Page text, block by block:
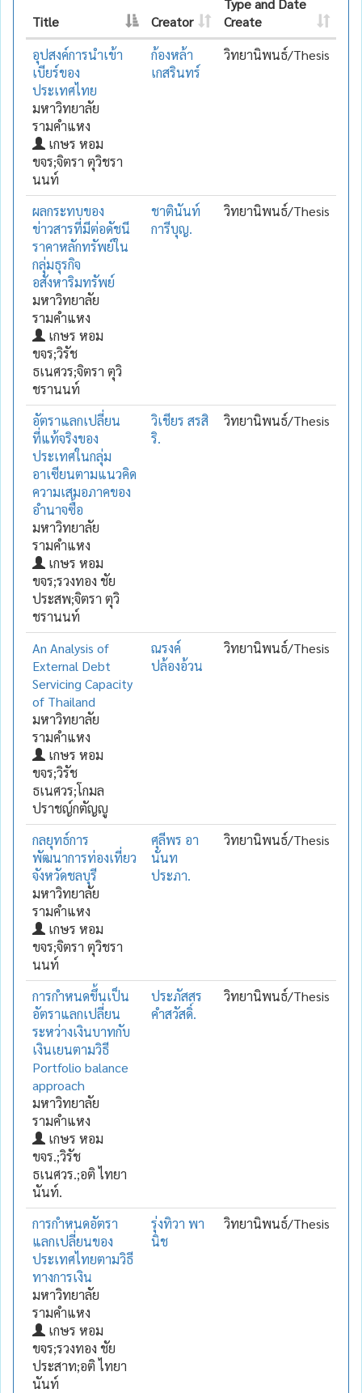
Title Creator
Create
อุปสงค์การนำเข้า
เบียร์ของ
ประเทศไทย
มหาวิทยาลัย
รามคำแหง
เกษร หอม
ขจร;จิตรา ตุวิชรา
นนท์
ก้องหล้า
เกสรินทร์
วิทยานิพนธ์/Thesis
ผลกระทบของ
ข่าวสารที่มีต่อดัชนี
ราคาหลักทรัพย์ใน
กลุ่มธุรกิจ
อสังหาริมทรัพย์
มหาวิทยาลัย
รามคำแหง
เกษร หอม
ขจร;วิรัช
ธเนศวร;จิตรา ตุวิ
ชรานนท์
ชาตินันท์
การีบุญ.
วิทยานิพนธ์/Thesis
อัตราแลกเปลี่ยน
ที่แท้จริงของ
ประเทศในกลุ่ม
อาเซียนตามแนวคิด
ความเสมอภาคของ
อำนาจซื้อ
มหาวิทยาลัย
รามคำแหง
เกษร หอม
ขจร;รวงทอง ชัย
ประสพ;จิตรา ตุวิ
ชรานนท์
วิเชียร สรสิ
ริ.
วิทยานิพนธ์/Thesis
An Analysis of
External Debt
Servicing Capacity
of Thailand
มหาวิทยาลัย
รามคำแหง
เกษร หอม
ขจร;วิรัช
ธเนศวร;โกมล
ปราชญ์กตัญญู
ณรงค์
ปล้องอ้วน
วิทยานิพนธ์/Thesis
กลยุทธ์การ
พัฒนาการท่องเที่ยว
จังหวัดชลบุรี
มหาวิทยาลัย
รามคำแหง
เกษร หอม
ขจร;จิตรา ตุวิชรา
นนท์
ศุลีพร อา
นันท
ประภา.
วิทยานิพนธ์/Thesis
การกำหนดขึ้นเป็น
อัตราแลกเปลี่ยน
ระหว่างเงินบาทกับ
เงินเยนตามวิธี
Portfolio balance
approach
มหาวิทยาลัย
รามคำแหง
เกษร หอม
ขจร.;วิรัช
ธเนศวร.;อติ ไทยา
นันท์.
ประภัสสร
คำสวัสดิ์.
วิทยานิพนธ์/Thesis
การกำหนดอัตรา
แลกเปลี่ยนของ
ประเทศไทยตามวิธี
ทางการเงิน
มหาวิทยาลัย
รามคำแหง
เกษร หอม
ขจร;รวงทอง ชัย
ประสาท;อติ ไทยา
นันท์
รุ่งทิวา พา
นิช
วิทยานิพนธ์/Thesis